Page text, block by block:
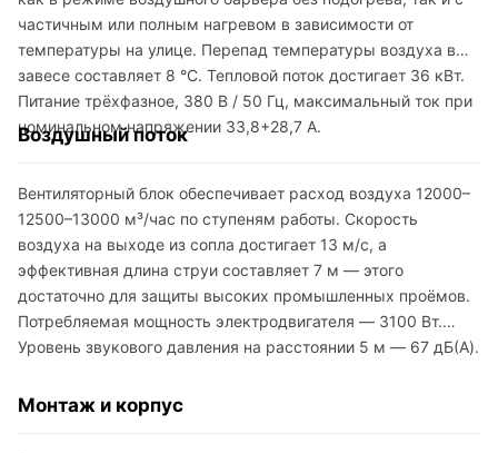
частичным или полным нагревом в зависимости от
температуры на улице. Перепад температуры воздуха в
завесе составляет 8 °C. Тепловой поток достигает 36 кВт.
Питание трёхфазное, 380 В / 50 Гц, максимальный ток при
номинальном напряжении 33,8+28,7 А.
Воздушный поток
Вентиляторный блок обеспечивает расход воздуха 12000–
12500–13000 м³/час по ступеням работы. Скорость
воздуха на выходе из сопла достигает 13 м/с, а
эффективная длина струи составляет 7 м — этого
достаточно для защиты высоких промышленных проёмов.
Потребляемая мощность электродвигателя — 3100 Вт.
Уровень звукового давления на расстоянии 5 м — 67 дБ(A).
Монтаж и корпус